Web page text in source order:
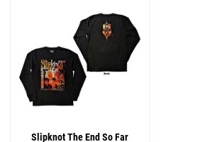
Slipknot The End So Far